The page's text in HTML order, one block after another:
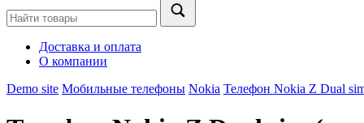
Доставка и оплата
О компании
Demo site Мобильные телефоны Nokia Телефон Nokia Z Dual